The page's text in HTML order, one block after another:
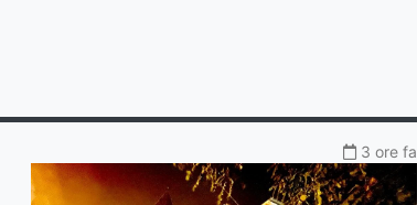
3 ore fa